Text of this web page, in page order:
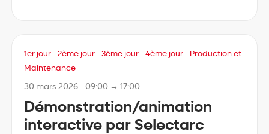
1er jour - 2ème jour - 3ème jour - 4ème jour - Production et
Maintenance
30 mars 2026 - 09:00 → 17:00
Démonstration/animation
interactive par Selectarc